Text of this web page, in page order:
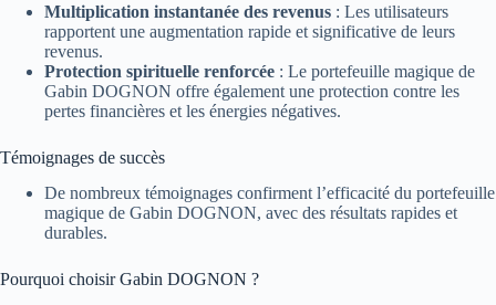
Multiplication instantanée des revenus : Les utilisateurs
rapportent une augmentation rapide et significative de leurs
revenus.
Protection spirituelle renforcée : Le portefeuille magique de
Gabin DOGNON offre également une protection contre les
pertes financières et les énergies négatives.
Témoignages de succès
De nombreux témoignages confirment l’efficacité du portefeuille
magique de Gabin DOGNON, avec des résultats rapides et
durables.
Pourquoi choisir Gabin DOGNON ?